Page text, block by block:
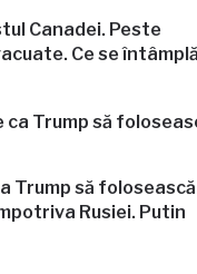
Canadei. Peste
Ce se
Trump să folosească
Rusiei. Putin